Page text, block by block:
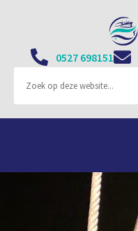
0527 698151